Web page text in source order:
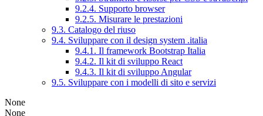
9.2.4. Supporto browser
9.2.5. Misurare le prestazioni
9.3. Catalogo del riuso
9.4. Sviluppare con il design system .italia
9.4.1. Il framework Bootstrap Italia
9.4.2. Il kit di sviluppo React
9.4.3. Il kit di sviluppo Angular
9.5. Sviluppare con i modelli di sito e servizi
None
None